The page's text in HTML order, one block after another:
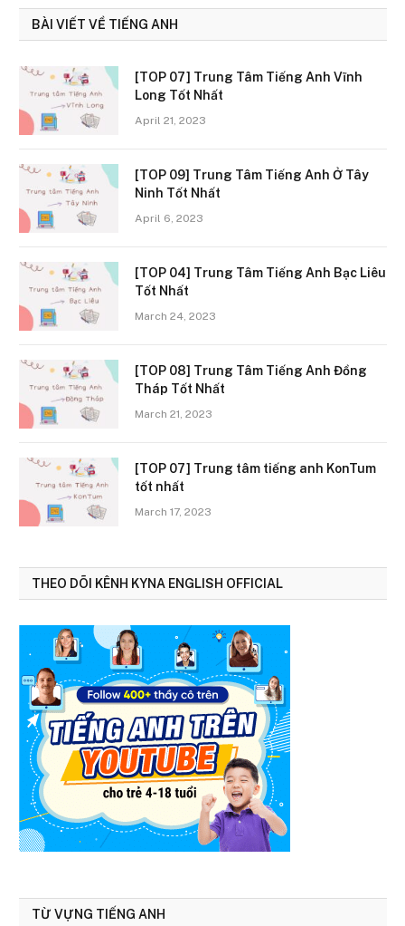
BÀI VIẾT VỀ TIẾNG ANH
[TOP 07] Trung Tâm Tiếng Anh Vĩnh
Long Tốt Nhất
April 21, 2023
[TOP 09] Trung Tâm Tiếng Anh Ở Tây
Ninh Tốt Nhất
April 6, 2023
[TOP 04] Trung Tâm Tiếng Anh Bạc Liêu
Tốt Nhất
March 24, 2023
[TOP 08] Trung Tâm Tiếng Anh Đồng
Tháp Tốt Nhất
March 21, 2023
[TOP 07] Trung tâm tiếng anh KonTum
tốt nhất
March 17, 2023
THEO DÕI KÊNH KYNA ENGLISH OFFICIAL
TỪ VỰNG TIẾNG ANH